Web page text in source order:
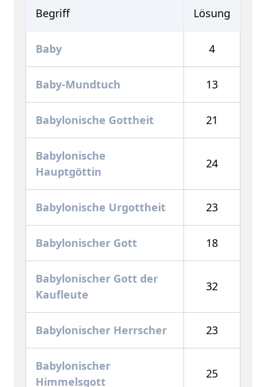
Begriff Lösung
Baby 4
Baby-Mundtuch 13
Babylonische Gottheit 21
Babylonische
Hauptgöttin
24
Babylonische Urgottheit 23
Babylonischer Gott 18
Babylonischer Gott der
Kaufleute
32
Babylonischer Herrscher 23
Babylonischer
Himmelsgott
25